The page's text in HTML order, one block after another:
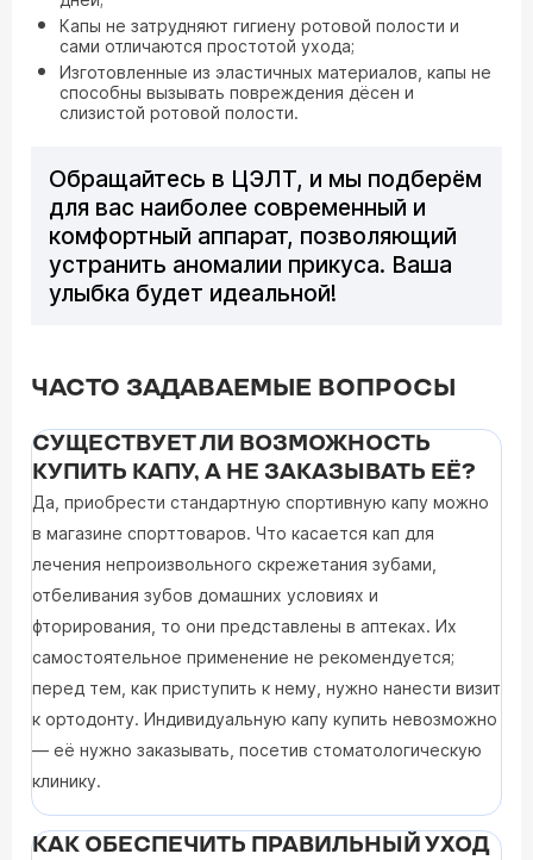
Капы не затрудняют гигиену ротовой полости и
сами отличаются простотой ухода;
Изготовленные из эластичных материалов, капы не
способны вызывать повреждения дёсен и
слизистой ротовой полости.
Обращайтесь в ЦЭЛТ, и мы подберём
для вас наиболее современный и
комфортный аппарат, позволяющий
устранить аномалии прикуса. Ваша
улыбка будет идеальной!
ЧАСТО ЗАДАВАЕМЫЕ ВОПРОСЫ
СУЩЕСТВУЕТ ЛИ ВОЗМОЖНОСТЬ
КУПИТЬ КАПУ, А НЕ ЗАКАЗЫВАТЬ ЕЁ?
Да, приобрести стандартную спортивную капу можно
в магазине спорттоваров. Что касается кап для
лечения непроизвольного скрежетания зубами,
отбеливания зубов домашних условиях и
фторирования, то они представлены в аптеках. Их
самостоятельное применение не рекомендуется;
перед тем, как приступить к нему, нужно нанести визит
к ортодонту. Индивидуальную капу купить невозможно
— её нужно заказывать, посетив стоматологическую
клинику.
КАК ОБЕСПЕЧИТЬ ПРАВИЛЬНЫЙ УХОД